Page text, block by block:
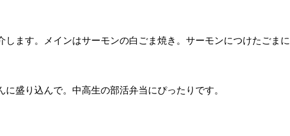
ます。メインはサーモンの白ごま焼き。サーモンにつけたごまに
盛り込んで。中高生の部活弁当にぴったりです。